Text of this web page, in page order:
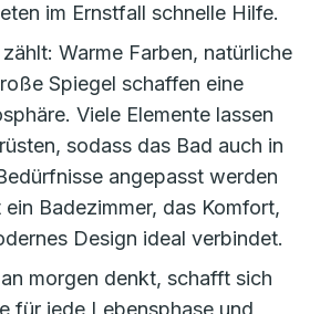
im Ernstfall schnelle Hilfe.
Warme Farben, natürliche
Spiegel schaffen eine
Viele Elemente lassen
sodass das Bad auch in
angepasst werden
Badezimmer, das Komfort,
Design ideal verbindet.
morgen denkt, schafft sich
für jede Lebensphase und